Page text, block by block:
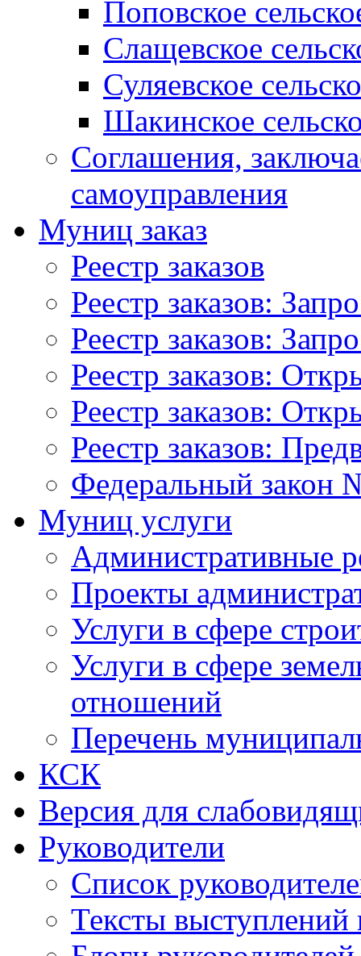
Поповское
Слащевское
Суляевское
Шакинское
Соглашения,
самоуправления
Муниц заказ
Реестр заказов
Реестр заказов:
Реестр заказов:
Реестр заказов:
Реестр заказов:
Реестр заказов:
Федеральный закон
Муниц услуги
Административные
Проекты
Услуги в сфере
Услуги в сфере
отношений
Перечень
КСК
Версия для
Руководители
Список
Тексты выступлений